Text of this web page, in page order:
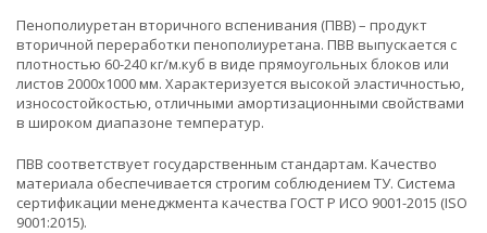
Пенополиуретан вторичного вспенивания (ПВВ) – продукт
вторичной переработки пенополиуретана. ПВВ выпускается с
плотностью 60-240 кг/м.куб в виде прямоугольных блоков или
листов 2000х1000 мм. Характеризуется высокой эластичностью,
износостойкостью, отличными амортизационными свойствами
в широком диапазоне температур.
ПВВ соответствует государственным стандартам. Качество
материала обеспечивается строгим соблюдением ТУ. Система
сертификации менеджмента качества ГОСТ Р ИСО 9001-2015 (ISO
9001:2015).